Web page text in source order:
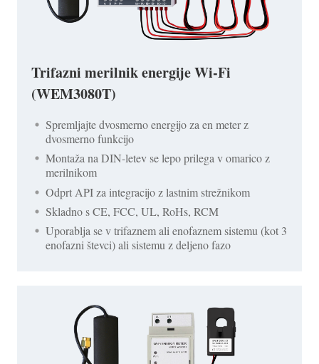
Trifazni merilnik energije Wi-Fi
(WEM3080T)
Spremljajte dvosmerno energijo za en meter z
dvosmerno funkcijo
Montaža na DIN-letev se lepo prilega v omarico z
merilnikom
Odprt API za integracijo z lastnim strežnikom
Skladno s CE, FCC, UL, RoHs, RCM
Uporablja se v trifaznem ali enofaznem sistemu (kot 3
enofazni števci) ali sistemu z deljeno fazo